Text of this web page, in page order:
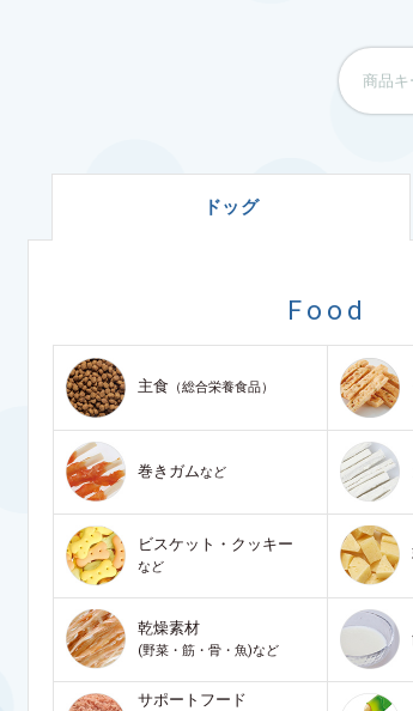
ドッグ
Food
主食 （総合栄養食品）
巻きガムなど
ビスケット・クッキー
など
乾燥素材
(野菜・筋・骨・魚)など
サポートフード